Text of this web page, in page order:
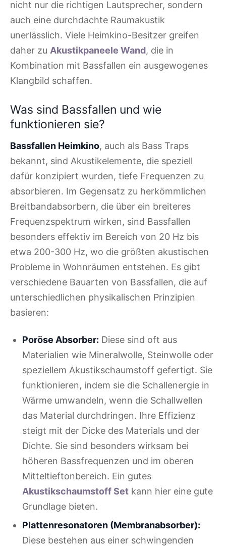
nicht nur die richtigen Lautsprecher, sondern
auch eine durchdachte Raumakustik
unerlässlich. Viele Heimkino-Besitzer greifen
daher zu Akustikpaneele Wand, die in
Kombination mit Bassfallen ein ausgewogenes
Klangbild schaffen.
Was sind Bassfallen und wie
funktionieren sie?
Bassfallen Heimkino, auch als Bass Traps
bekannt, sind Akustikelemente, die speziell
dafür konzipiert wurden, tiefe Frequenzen zu
absorbieren. Im Gegensatz zu herkömmlichen
Breitbandabsorbern, die über ein breiteres
Frequenzspektrum wirken, sind Bassfallen
besonders effektiv im Bereich von 20 Hz bis
etwa 200-300 Hz, wo die größten akustischen
Probleme in Wohnräumen entstehen. Es gibt
verschiedene Bauarten von Bassfallen, die auf
unterschiedlichen physikalischen Prinzipien
basieren:
Poröse Absorber: Diese sind oft aus
Materialien wie Mineralwolle, Steinwolle oder
speziellem Akustikschaumstoff gefertigt. Sie
funktionieren, indem sie die Schallenergie in
Wärme umwandeln, wenn die Schallwellen
das Material durchdringen. Ihre Effizienz
steigt mit der Dicke des Materials und der
Dichte. Sie sind besonders wirksam bei
höheren Bassfrequenzen und im oberen
Mitteltieftonbereich. Ein gutes
Akustikschaumstoff Set kann hier eine gute
Grundlage bieten.
Plattenresonatoren (Membranabsorber):
Diese bestehen aus einer schwingenden